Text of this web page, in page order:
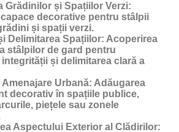
Grădinilor și Spațiilor Verzi:
decorative pentru stâlpii
și spații verzi.
Delimitarea Spațiilor: Acoperirea
stâlpilor de gard pentru
și delimitarea clară a
Amenajare Urbană: Adăugarea
decorativ în spațiile publice,
piețele sau zonele
Aspectului Exterior al Clădirilor: